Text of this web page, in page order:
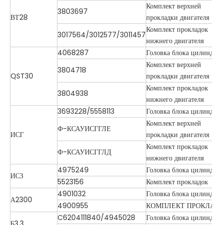
ВТ28
3803697
Комплект верхней
прокладки двигателя
3017564/3012577/3011457
Комплект прокладок
нижнего двигателя
QST30
4068287
Головка блока
3804718
Комплект верхней
прокладки двигателя
3804938
Комплект прокладок
нижнего двигателя
ИСГ
3693228/5558113
Головка блока
Ф-КСАУИСГГЛЕ
Комплект верхней
прокладки двигателя
Ф-КСАУИСГГЛД
Комплект прокладок
нижнего двигателя
ИСЗ
4975249
Головка блока
5523156
Комплект прокладок
А2300
4901032
Головка блока
4900955
КОМПЛЕКТ
C6204111840/4945028
Головка блока